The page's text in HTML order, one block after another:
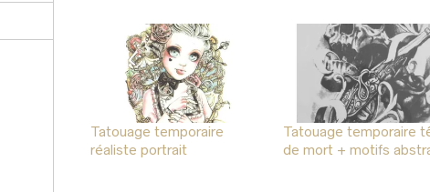
Tatouage temporaire
réaliste portrait
Tatouage temporaire
de mort + motifs